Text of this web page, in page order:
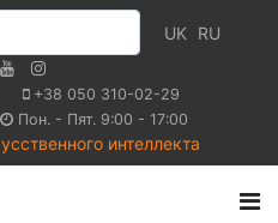
UK RU
+38 050 310-02-29
Пон. - Пят. 9:00 - 17:00
интеллекта